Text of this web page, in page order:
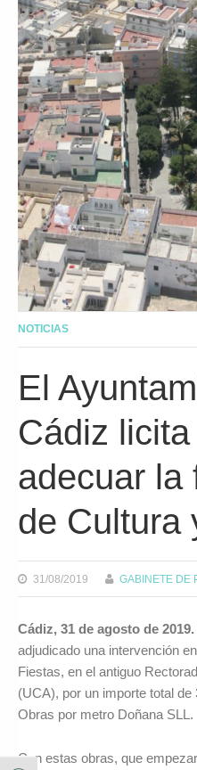
NOTICIAS
El
Cádiz
adecuar la
de Cultura
31/08/2019 GABINETE DE
Cádiz, 31 de agosto de 2019.
adjudicado una intervención
Fiestas, en el antiguo
(UCA), por un importe total
Obras por metro Doñana SLL.
Con estas obras, que